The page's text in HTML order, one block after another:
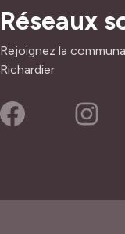
Réseaux
Rejoignez la
Richardier